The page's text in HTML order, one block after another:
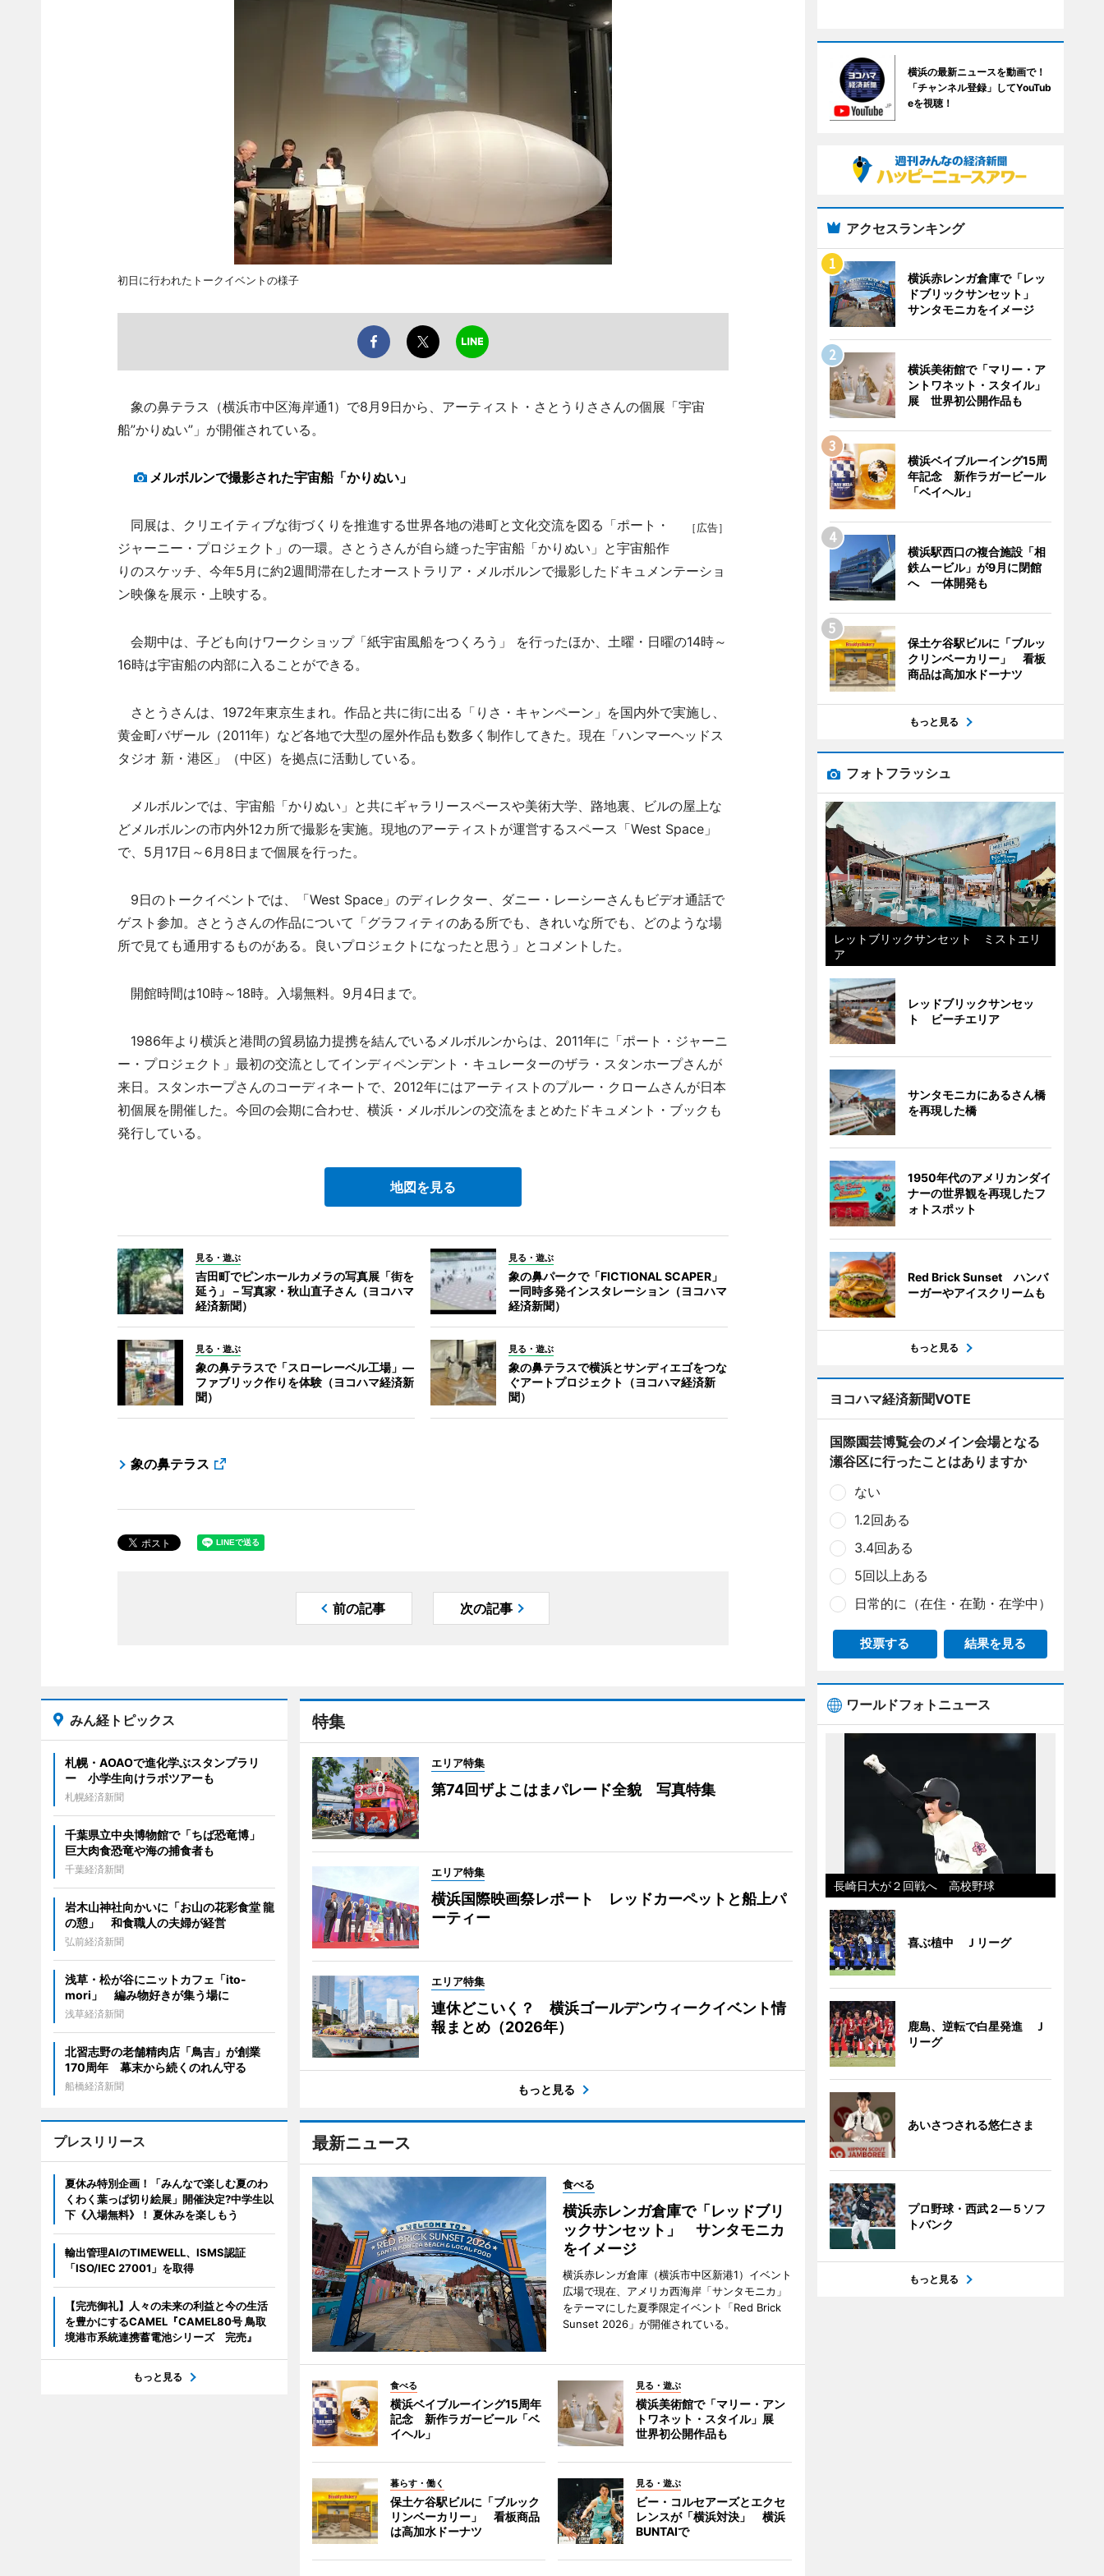
初日に行われたトークイベントの様子
象の鼻テラス（横浜市中区海岸通1）で8月9日から、アーティスト・さとうりささんの個展「宇宙
船”かりぬい”」が開催されている。
メルボルンで撮影された宇宙船「かりぬい」
［広告］
同展は、クリエイティブな街づくりを推進する世界各地の港町と文化交流を図る「ポート・
ジャーニー・プロジェクト」の一環。さとうさんが自ら縫った宇宙船「かりぬい」と宇宙船作
りのスケッチ、今年5月に約2週間滞在したオーストラリア・メルボルンで撮影したドキュメンテーショ
ン映像を展示・上映する。
会期中は、子ども向けワークショップ「紙宇宙風船をつくろう」 を行ったほか、土曜・日曜の14時～
16時は宇宙船の内部に入ることができる。
さとうさんは、1972年東京生まれ。作品と共に街に出る「りさ・キャンペーン」を国内外で実施し、
黄金町バザール（2011年）など各地で大型の屋外作品も数多く制作してきた。現在「ハンマーヘッドス
タジオ 新・港区」（中区）を拠点に活動している。
メルボルンでは、宇宙船「かりぬい」と共にギャラリースペースや美術大学、路地裏、ビルの屋上な
どメルボルンの市内外12カ所で撮影を実施。現地のアーティストが運営するスペース「West Space」
で、5月17日～6月8日まで個展を行った。
9日のトークイベントでは、「West Space」のディレクター、ダニー・レーシーさんもビデオ通話で
ゲスト参加。さとうさんの作品について「グラフィティのある所でも、きれいな所でも、どのような場
所で見ても通用するものがある。良いプロジェクトになったと思う」とコメントした。
開館時間は10時～18時。入場無料。9月4日まで。
1986年より横浜と港間の貿易協力提携を結んでいるメルボルンからは、2011年に「ポート・ジャーニ
ー・プロジェクト」最初の交流としてインディペンデント・キュレーターのザラ・スタンホープさんが
来日。スタンホープさんのコーディネートで、2012年にはアーティストのプルー・クロームさんが日本
初個展を開催した。今回の会期に合わせ、横浜・メルボルンの交流をまとめたドキュメント・ブックも
発行している。
地図を見る
見る・遊ぶ
吉田町でピンホールカメラの写真展「街を
延う」－写真家・秋山直子さん（ヨコハマ
経済新聞）
見る・遊ぶ
象の鼻パークで「FICTIONAL SCAPER」
ー同時多発インスタレーション（ヨコハマ
経済新聞）
見る・遊ぶ
象の鼻テラスで「スローレーベル工場」―
ファブリック作りを体験（ヨコハマ経済新
聞）
見る・遊ぶ
象の鼻テラスで横浜とサンディエゴをつな
ぐアートプロジェクト（ヨコハマ経済新
聞）
象の鼻テラス
前の記事 次の記事
特集
エリア特集
第74回ザよこはまパレード全貌 写真特集
エリア特集
横浜国際映画祭レポート レッドカーペットと船上パ
ーティー
エリア特集
連休どこいく？ 横浜ゴールデンウィークイベント情
報まとめ（2026年）
もっと見る
最新ニュース
食べる
横浜赤レンガ倉庫で「レッドブリ
ックサンセット」 サンタモニカ
をイメージ
横浜赤レンガ倉庫（横浜市中区新港1）イベント
広場で現在、アメリカ西海岸「サンタモニカ」
をテーマにした夏季限定イベント「Red Brick
Sunset 2026」が開催されている。
食べる
横浜ベイブルーイング15周年
記念 新作ラガービール「ベ
イヘル」
見る・遊ぶ
横浜美術館で「マリー・アン
トワネット・スタイル」展
世界初公開作品も
暮らす・働く
保土ケ谷駅ビルに「ブルック
リンベーカリー」 看板商品
は高加水ドーナツ
見る・遊ぶ
ビー・コルセアーズとエクセ
レンスが「横浜対決」 横浜
BUNTAIで
みん経トピックス
札幌・AOAOで進化学ぶスタンプラリ
ー 小学生向けラボツアーも
札幌経済新聞
千葉県立中央博物館で「ちば恐竜博」
巨大肉食恐竜や海の捕食者も
千葉経済新聞
岩木山神社向かいに「お山の花彩食堂 龍
の憩」 和食職人の夫婦が経営
弘前経済新聞
浅草・松が谷にニットカフェ「ito-
mori」 編み物好きが集う場に
浅草経済新聞
北習志野の老舗精肉店「鳥吉」が創業
170周年 幕末から続くのれん守る
船橋経済新聞
プレスリリース
夏休み特別企画！「みんなで楽しむ夏のわ
くわく葉っぱ切り絵展」開催決定?中学生以
下《入場無料》！ 夏休みを楽しもう
輸出管理AIのTIMEWELL、ISMS認証
「ISO/IEC 27001」を取得
【完売御礼】人々の未来の利益と今の生活
を豊かにするCAMEL『CAMEL80号 鳥取
境港市系統連携蓄電池シリーズ 完売』
もっと見る
横浜の最新ニュースを動画で！
「チャンネル登録」してYouTub
eを視聴！
アクセスランキング
横浜赤レンガ倉庫で「レッ
ドブリックサンセット」
サンタモニカをイメージ
横浜美術館で「マリー・ア
ントワネット・スタイル」
展 世界初公開作品も
横浜ベイブルーイング15周
年記念 新作ラガービール
「ベイヘル」
横浜駅西口の複合施設「相
鉄ムービル」が9月に閉館
へ 一体開発も
保土ケ谷駅ビルに「ブルッ
クリンベーカリー」 看板
商品は高加水ドーナツ
もっと見る
フォトフラッシュ
レットブリックサンセット ミストエリ
ア
レッドブリックサンセッ
ト ビーチエリア
サンタモニカにあるさん橋
を再現した橋
1950年代のアメリカンダイ
ナーの世界観を再現したフ
ォトスポット
Red Brick Sunset ハンバ
ーガーやアイスクリームも
もっと見る
ヨコハマ経済新聞VOTE
国際園芸博覧会のメイン会場となる
瀬谷区に行ったことはありますか
ない
1.2回ある
3.4回ある
5回以上ある
日常的に（在住・在勤・在学中）
投票する 結果を見る
ワールドフォトニュース
長崎日大が２回戦へ 高校野球
喜ぶ植中 Ｊリーグ
鹿島、逆転で白星発進 Ｊ
リーグ
あいさつされる悠仁さま
プロ野球・西武２―５ソフ
トバンク
もっと見る